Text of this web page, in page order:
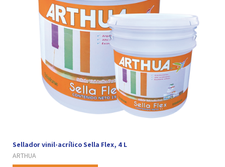
Sellador vinil-acrílico Sella Flex, 4 L
ARTHUA